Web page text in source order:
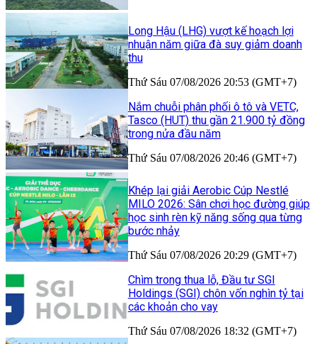
Long Hậu (LHG) vượt kế hoạch lợi
nhuận năm giữa đà suy giảm doanh
thu
Thứ Sáu 07/08/2026 20:53 (GMT+7)
Nắm chuỗi phân phối ô tô và VETC,
Tasco (HUT) thu gần 21.900 tỷ đồng
trong nửa đầu năm
Thứ Sáu 07/08/2026 20:46 (GMT+7)
Khép lại giải Aerobic Cúp Nestlé
MILO 2026: Sân chơi học đường giúp
học sinh rèn kỹ năng sống qua từng
bước nhảy
Thứ Sáu 07/08/2026 20:29 (GMT+7)
Chìm trong thua lỗ, Đầu tư SGI
Holdings (SGI) chôn vốn nghìn tỷ tại
các khoản cho vay
Thứ Sáu 07/08/2026 18:32 (GMT+7)